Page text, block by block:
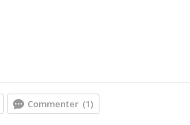
Commenter (1)